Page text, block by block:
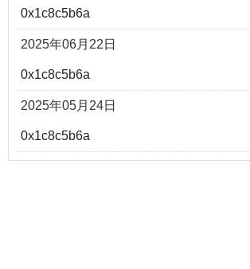
0x1c8c5b6a
2025年06月22日
0x1c8c5b6a
2025年05月24日
0x1c8c5b6a